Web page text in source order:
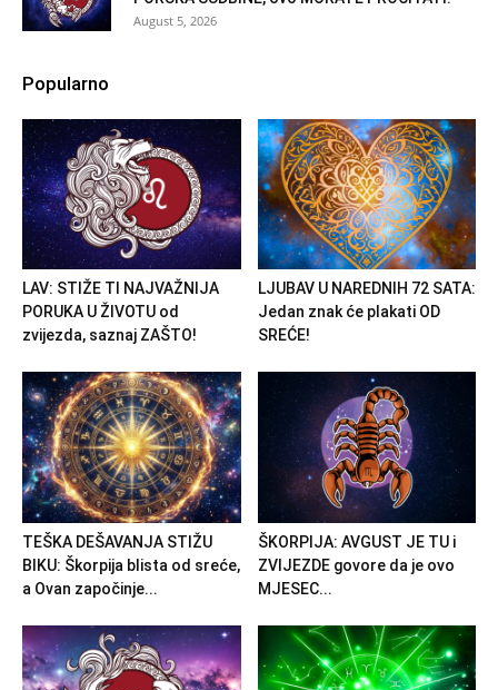
August 5, 2026
Popularno
LAV: STIŽE TI NAJVAŽNIJA
PORUKA U ŽIVOTU od
zvijezda, saznaj ZAŠTO!
LJUBAV U NAREDNIH 72 SATA:
Jedan znak će plakati OD
SREĆE!
TEŠKA DEŠAVANJA STIŽU
BIKU: Škorpija blista od sreće,
a Ovan započinje...
ŠKORPIJA: AVGUST JE TU i
ZVIJEZDE govore da je ovo
MJESEC...